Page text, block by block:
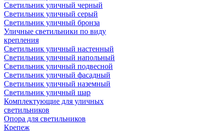
Светильник уличный черный
Светильник уличный серый
Светильник уличный бронза
Уличные светильники по виду
крепления
Светильник уличный настенный
Светильник уличный напольный
Светильник уличный подвесной
Светильник уличный фасадный
Светильник уличный наземный
Cветильник уличный шар
Комплектующие для уличных
светильников
Опора для светильников
Крепеж